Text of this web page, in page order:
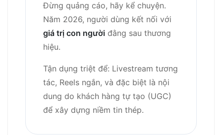
Đừng quảng cáo, hãy kể chuyện.
Năm 2026, người dùng kết nối với
giá trị con người đằng sau thương
hiệu.
Tận dụng triệt để: Livestream tương
tác, Reels ngắn, và đặc biệt là nội
dung do khách hàng tự tạo (UGC)
để xây dựng niềm tin thép.